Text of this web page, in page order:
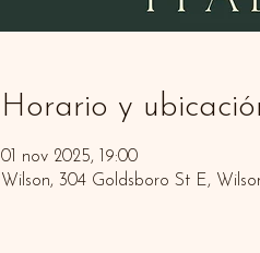
Horario y
01 nov 2025, 19:00
Wilson, 304 Goldsboro St E,